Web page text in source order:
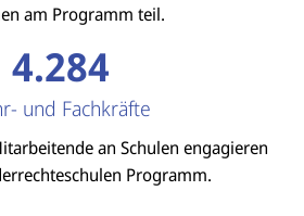
am Programm teil.
4.284
und Fachkräfte
an Schulen engagieren
Programm.